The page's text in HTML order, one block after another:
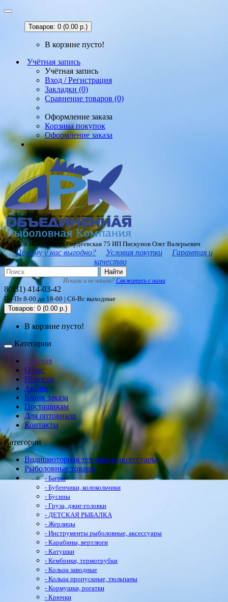
Товаров: 0 (0.00 р.)
В корзине пусто!
Учётная запись
Учётная запись
Вход / Регистрация
Закладки (0)
Сравнение товаров (0)
Оформление заказа
Корзина покупок
Оформление заказа
Нижний Новгород ул Гордеевская 75 ИП Пискунов Олег Валерьевич
Почему у нас выгодно? Условия покупки
Гарантия и
качество
Найти
Искали и не нашли? Свяжитесь с нами
8(831) 414-03-42
Пн-Пт 8-00 до 18-00 | Сб-Вс выходные
Товаров: 0 (0.00 р.)
В корзине пусто!
Категории
Главная
О нас
Новости
Акции
Бланк заказа
Постащикам
Для оптовиков
Контакты
Категории
Водномоторная техника и аксессуары
Рыболовные товары
- Багры
- Бубенчики, колокольчики
- Бусины
- Груза, джиг-головки
- ДЕТСКАЯ РЫБАЛКА
- Жерлицы
- Инструменты рыболовные, аксессуары
- Карабины, вертлюги
- Катушки
- Кембрики, термотрубки
- Кольца заводные
- Кольца пропускные, тюльпаны
- Кормушки, рогатки
- Крючки